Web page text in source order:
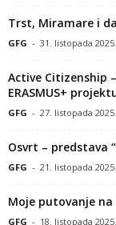
Trst, Miramare i
GFG - 31. listopada 2025.
Active Citizenship
ERASMUS+
GFG - 27. listopada 2025.
Osvrt – predstava
GFG - 21. listopada 2025.
Moje putovanje
GFG - 18. listopada 2025.